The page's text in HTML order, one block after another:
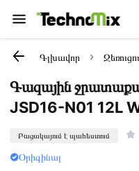
Գլխավոր
Գազային
JSD16-N01 12L
Բացակայում է պահեստում
Օրիգինալ